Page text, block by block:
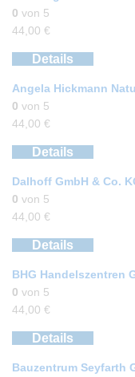
0 von 5
44,00 €
Details
Angela Hickmann
0 von 5
44,00 €
Details
Dalhoff GmbH & Co.
0 von 5
44,00 €
Details
BHG Handelszentren
0 von 5
44,00 €
Details
Bauzentrum Seyfarth